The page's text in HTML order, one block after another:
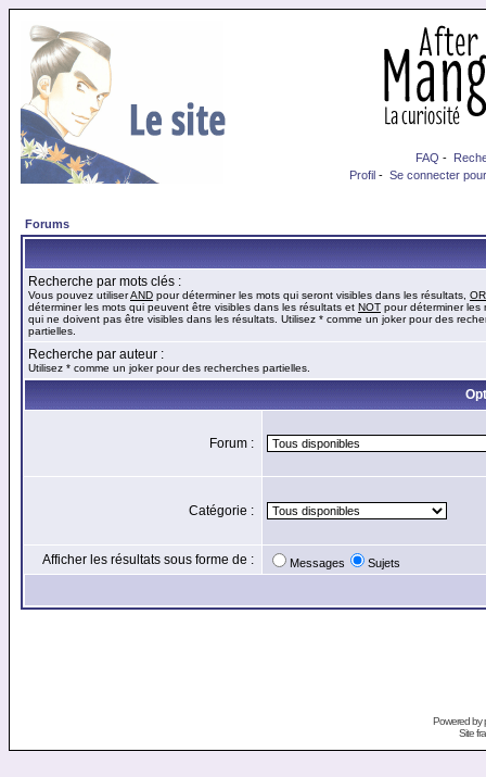
FAQ -
Profil - Se connecter
Forums
Recherche par mots clés :
Vous pouvez utiliserAND pour déterminer les mots qui seront visibles dans les résultats, OR
déterminer les mots qui peuvent être visibles dans les résultats et NOT pour déterminer les
qui ne doivent pas être visibles dans les résultats. Utilisez * comme un joker pour des
partielles.
Recherche par auteur :
Utilisez * comme un joker pour des recherches partielles.
Forum :
Catégorie :
Afficher les résultats sous forme de : Messages Sujets
Powered by
Site